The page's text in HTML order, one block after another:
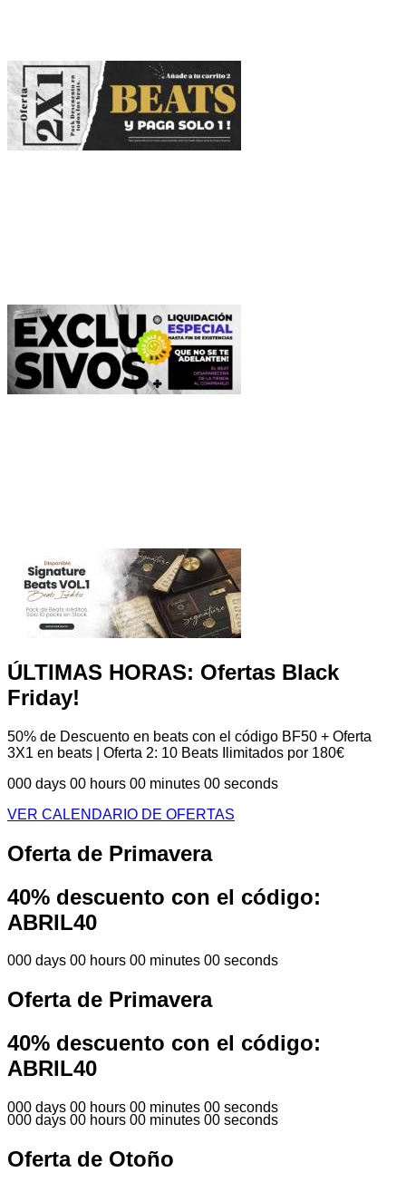
ÚLTIMAS HORAS: Ofertas Black
Friday!
50% de Descuento en beats con el código BF50 + Oferta
3X1 en beats | Oferta 2: 10 Beats Ilimitados por 180€
000 days 00 hours 00 minutes 00 seconds
VER CALENDARIO DE OFERTAS
Oferta de Primavera
40% descuento con el código:
ABRIL40
000 days 00 hours 00 minutes 00 seconds
Oferta de Primavera
40% descuento con el código:
ABRIL40
000 days 00 hours 00 minutes 00 seconds
000 days 00 hours 00 minutes 00 seconds
Oferta de Otoño